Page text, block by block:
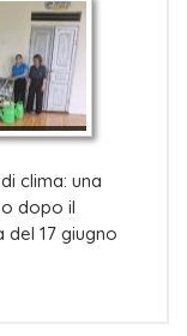
clima: una
dopo il
17 giugno